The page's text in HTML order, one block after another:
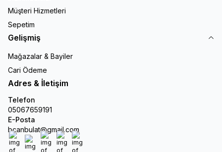
Müşteri Hizmetleri
Sepetim
Gelişmiş
Mağazalar & Bayiler
Cari Ödeme
Adres & İletişim
Telefon
05067659191
E-Posta
bcanbulat@gmail.com